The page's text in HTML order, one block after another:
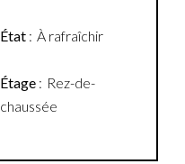
État À rafraîchir
Étage
Rez-de-
chaussée